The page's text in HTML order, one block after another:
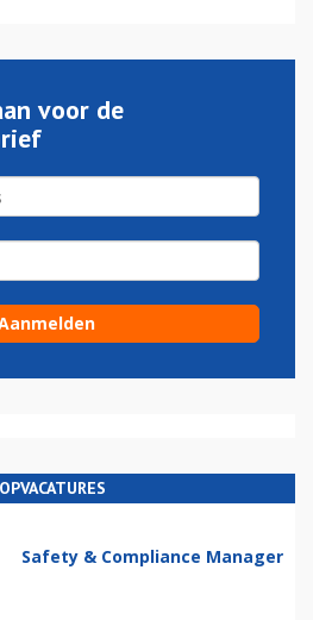
voor de
Safety & Compliance Manager